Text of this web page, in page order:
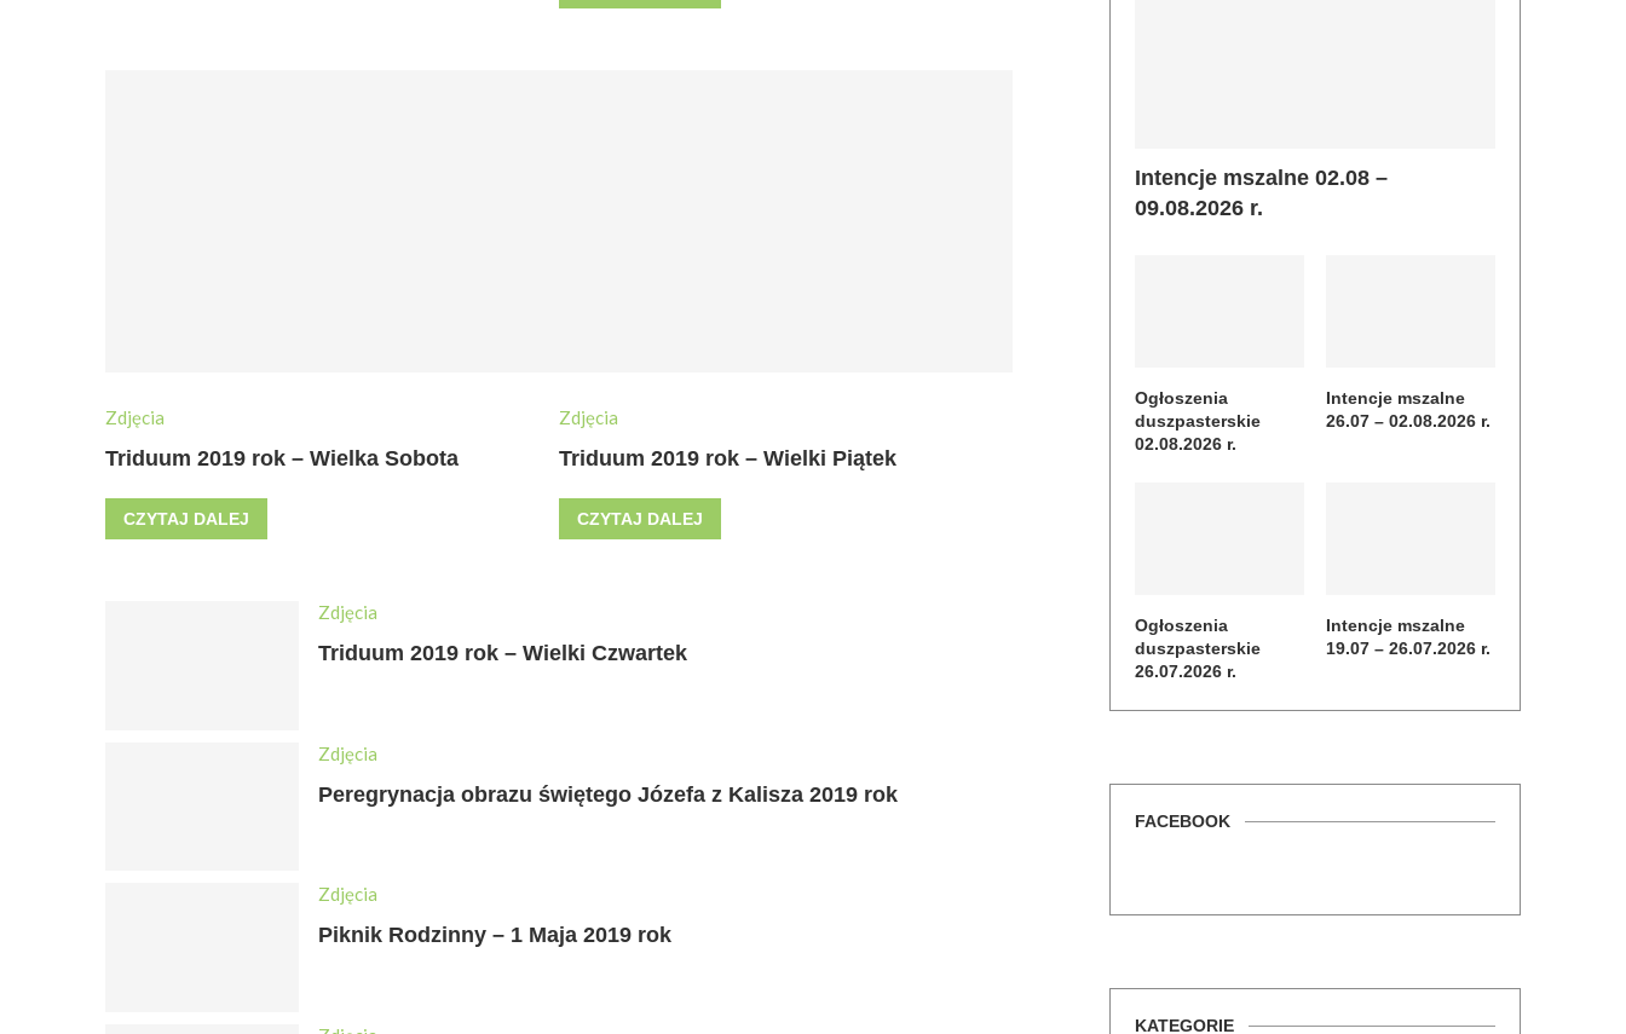
Zdjęcia
Triduum 2019 rok – Wielka Sobota
CZYTAJ DALEJ
Zdjęcia
Triduum 2019 rok – Wielki Piątek
CZYTAJ DALEJ
Zdjęcia
Triduum 2019 rok – Wielki Czwartek
Zdjęcia
Peregrynacja obrazu świętego Józefa z Kalisza 2019 rok
Zdjęcia
Piknik Rodzinny – 1 Maja 2019 rok
Intencje mszalne 02.08 –
09.08.2026 r.
Ogłoszenia
duszpasterskie
02.08.2026 r.
Intencje mszalne
26.07 – 02.08.2026 r.
Ogłoszenia
duszpasterskie
26.07.2026 r.
Intencje mszalne
19.07 – 26.07.2026 r.
FACEBOOK
KATEGORIE